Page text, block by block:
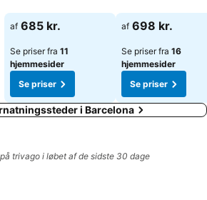
Se priser
af 685 kr.
Se priser fra 11
hjemmesider
Se priser
Se priser
af 698 kr.
Se priser fra 16
hjemmesider
Se priser
i Barcelona
trivago i løbet af de sidste 30 dage